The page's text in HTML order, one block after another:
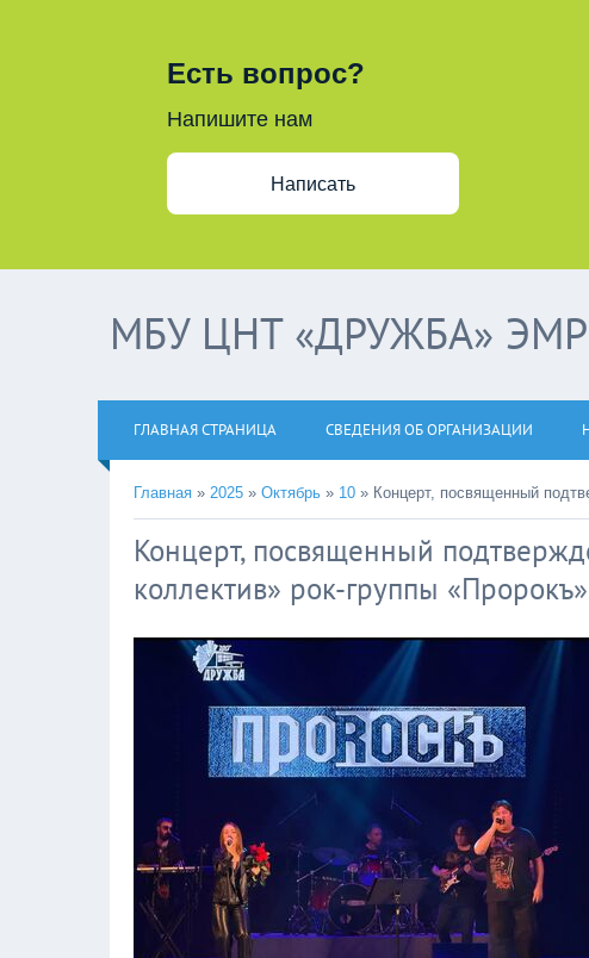
Есть вопрос?
Напишите нам
Написать
МБУ ЦНТ «ДРУЖБА» ЭМР
ГЛАВНАЯ СТРАНИЦА СВЕДЕНИЯ ОБ ОРГАНИЗАЦИИ
Главная » 2025 » Октябрь » 10 » Концерт, посвященный
Концерт, посвященный
коллектив» рок-группы